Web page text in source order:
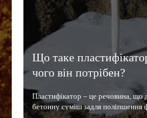
Що таке
чого він потрібен?
Пластифікатор – це речовина, що
бетонну суміш задля поліпшення